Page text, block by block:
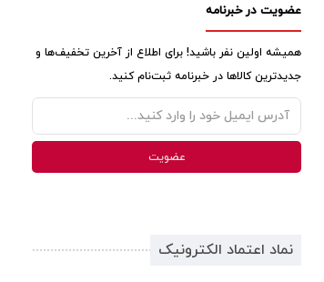
عضویت در خبرنامه
همیشه اولین نفر باشید! برای اطلاع از آخرین تخفیف‌ها و
جدیدترین کالاها در خبرنامه ثبت‌نام کنید.
نماد اعتماد الکترونیک